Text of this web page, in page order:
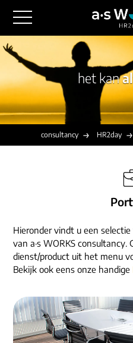
outsourcing
financiële
salarisadministratie
juridische zaken
detachering
HR/payroll
finance
consultancy
implementatie
functioneel beheer
overige diensten
werving & selectie
consultancy
werken bij
onze experts
ons dna
contact
vestigingen
social media
het kan
consultancy HR2day
Hieronder vindt u een
van a·s WORKS
dienst/product uit het menu
Bekijk ook eens onze handige